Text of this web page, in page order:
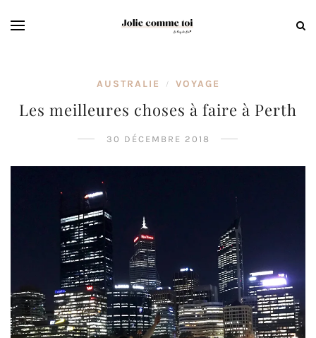
AUSTRALIE / VOYAGE
Les meilleures choses à faire à Perth
30 DÉCEMBRE 2018